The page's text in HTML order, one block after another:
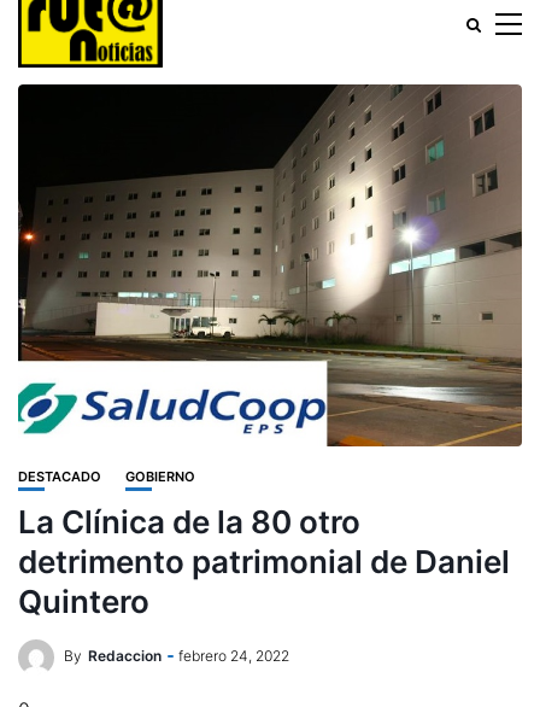
DESTACADO GOBIERNO
La Clínica de la 80 otro
detrimento patrimonial de Daniel
Quintero
By Redaccion febrero 24, 2022